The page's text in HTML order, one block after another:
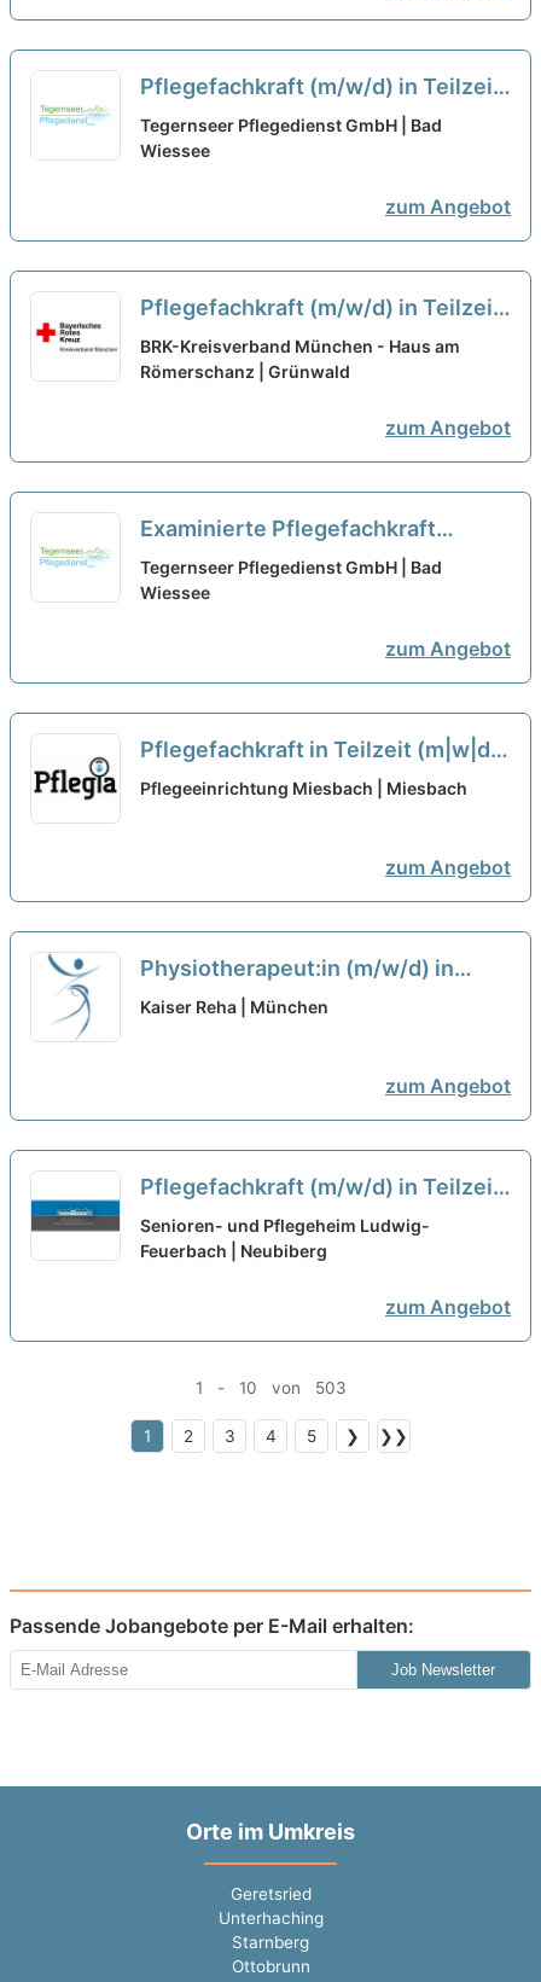
Pflegefachkraft (m/w/d) in Teilzeit
– Pflegen, begleiten, beraten!
Tegernseer Pflegedienst GmbH | Bad
Wiessee
zum Angebot
Pflegefachkraft (m/w/d) in Teilzeit
- Mit Herz dabei! neu
BRK-Kreisverband München - Haus am
Römerschanz | Grünwald
zum Angebot
Examinierte Pflegefachkraft
(m/w/d) in Vollzeit oder Teilzeit –
Pflegen, begleiten, beraten!
Tegernseer Pflegedienst GmbH | Bad
Wiessee
zum Angebot
Pflegefachkraft in Teilzeit (m|w|d)
neu
Pflegeeinrichtung Miesbach | Miesbach
zum Angebot
Physiotherapeut:in (m/w/d) in
Teilzeit (20-30 Wochenstunden) –
Kaiser Reha | München
zum Angebot
Pflegefachkraft (m/w/d) in Teilzeit
– Ihr Arbeitsplatz in einer familiären
Arbeitsatmosphäre!
Senioren- und Pflegeheim Ludwig-
Feuerbach | Neubiberg
zum Angebot
1 - 10 von 503
1 2 3 4 5 ❯ ❯❯
Passende Jobangebote per E-Mail erhalten:
Job Newsletter
Orte im Umkreis
Geretsried
Unterhaching
Starnberg
Ottobrunn